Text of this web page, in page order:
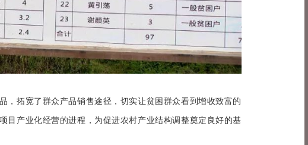
拓宽了群众产品销售途径，切实让贫困群众看到增收致富的
产业化经营的进程，为促进农村产业结构调整奠定良好的基